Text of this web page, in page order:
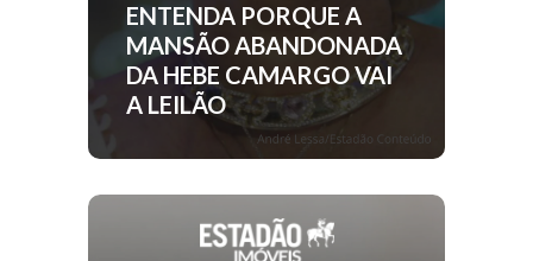
ENTENDA PORQUE A
MANSÃO ABANDONADA
DA HEBE CAMARGO VAI
A LEILÃO